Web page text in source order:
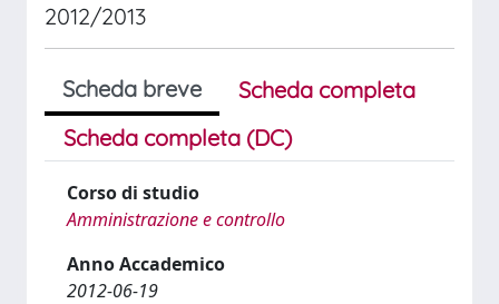
2012/2013
Scheda breve
Scheda completa
Scheda completa (DC)
Corso di studio
Amministrazione e controllo
Anno Accademico
2012-06-19